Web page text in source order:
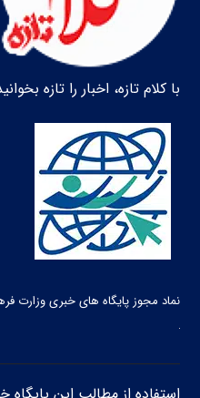
با کلام تازه، اخبار را تازه
نماد مجوز پایگاه های خبری وزارت